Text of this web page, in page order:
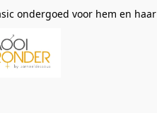
ondergoed voor hem en haar